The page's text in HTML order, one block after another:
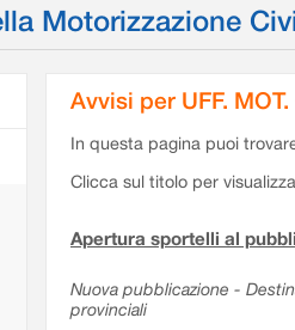
Motorizzazione
Avvisi per UFF.
In questa pagina puoi
Clicca sul titolo per
Apertura sportelli al
Nuova pubblicazione -
provinciali